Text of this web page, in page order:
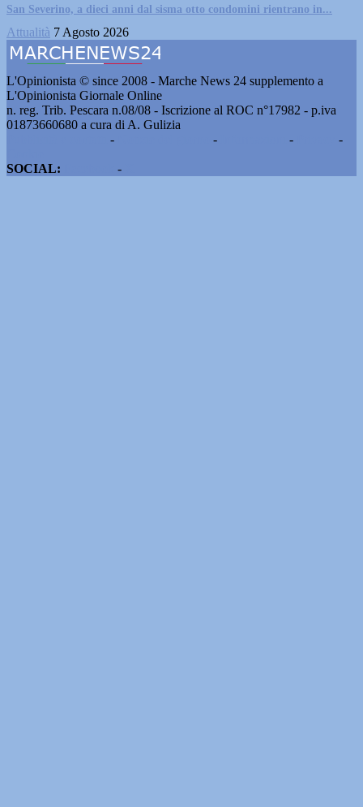
San Severino, a dieci anni dal sisma otto condomini rientrano in...
Attualità 7 Agosto 2026
L'Opinionista © since 2008 - Marche News 24 supplemento a
L'Opinionista Giornale Online
n. reg. Trib. Pescara n.08/08 - Iscrizione al ROC n°17982 - p.iva
01873660680 a cura di A. Gulizia
- - -
-
SOCIAL:
-